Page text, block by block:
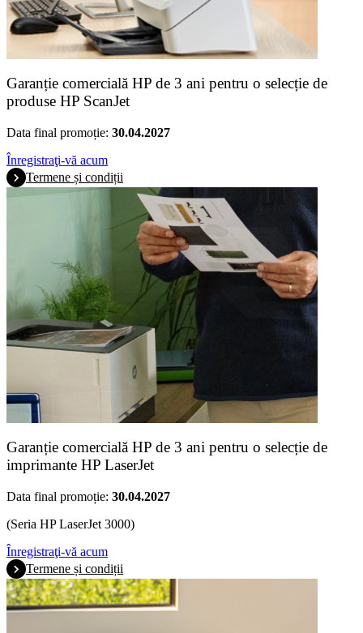
Garanție comercială HP de 3 ani pentru o selecție de
produse HP ScanJet
Data final promoție: 30.04.2027
Înregistraţi-vă acum
Termene și condiții
Garanție comercială HP de 3 ani pentru o selecție de
imprimante HP LaserJet
Data final promoție: 30.04.2027
(Seria HP LaserJet 3000)
Înregistraţi-vă acum
Termene și condiții